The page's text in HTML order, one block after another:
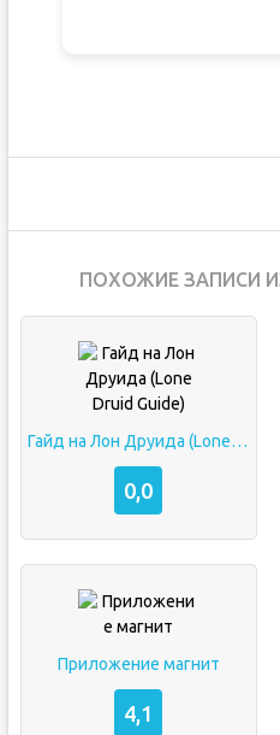
ПОХОЖИЕ ЗАПИСИ
Гайд на Лон Друида (Lone Druid Guide)
0,0
Приложение магнит
4,1